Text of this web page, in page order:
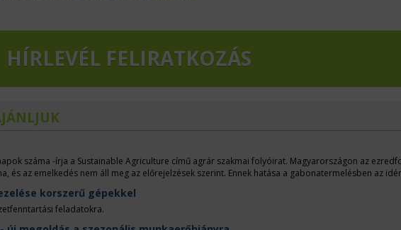
HÍRLEVÉL FELIRATKOZÁS
száma -írja a Sustainable Agriculture című agrár szakmai folyóirat. Magyarországon az
és az emelkedés nem áll meg az előrejelzések szerint. Ennek hatása a gabonatermelésben az
korszerű gépekkel
feladatokra.